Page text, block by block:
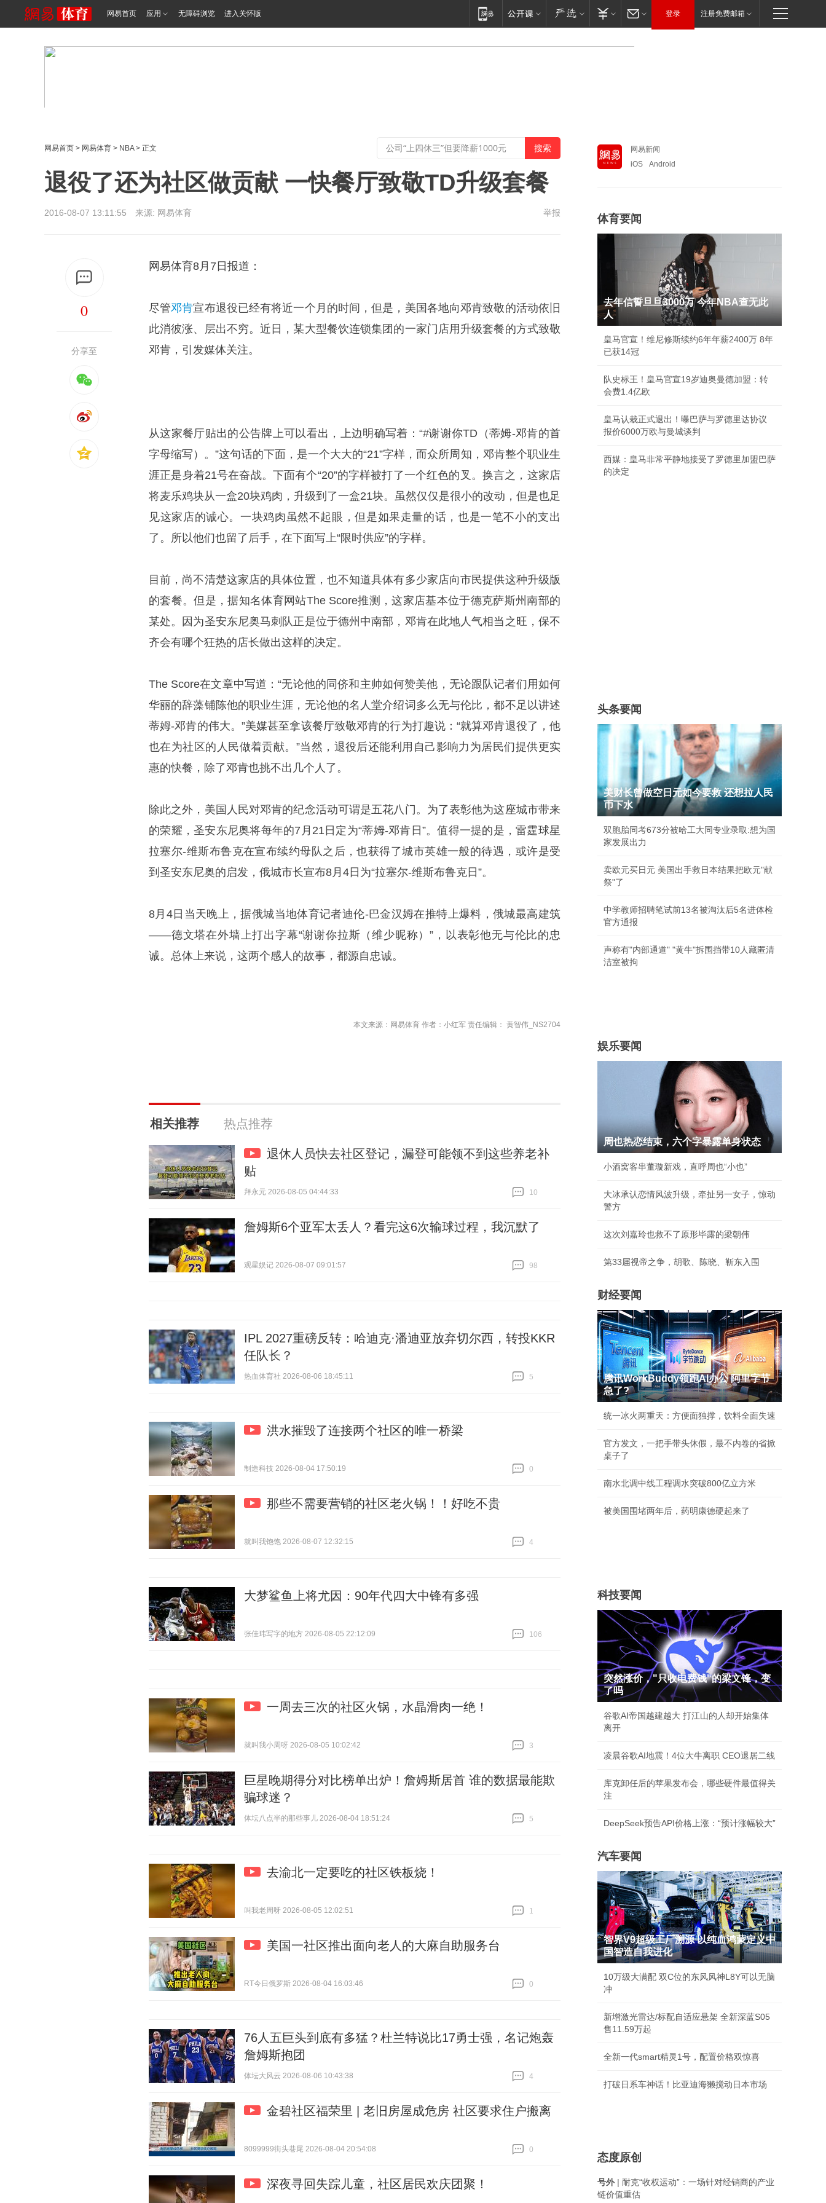
网易首页 应用 无障碍浏览 进入关怀版 登录 注册免费邮箱
网易首页 > 网易体育 > NBA> 正文
退役了还为社区做贡献 一快餐厅致敬TD升级套餐
2016-08-07 13:11:55 来源: 网易体育 举报
0
分享至
网易体育8月7日报道：
尽管邓肯宣布退役已经有将近一个月的时间，但是，美国各地向邓肯致敬的活动依旧
此消彼涨、层出不穷。近日，某大型餐饮连锁集团的一家门店用升级套餐的方式致敬
邓肯，引发媒体关注。
从这家餐厅贴出的公告牌上可以看出，上边明确写着：“#谢谢你TD（蒂姆-邓肯的首
字母缩写）。”这句话的下面，是一个大大的“21”字样，而众所周知，邓肯整个职业生
涯正是身着21号在奋战。下面有个“20”的字样被打了一个红色的叉。换言之，这家店
将麦乐鸡块从一盒20块鸡肉，升级到了一盒21块。虽然仅仅是很小的改动，但是也足
见这家店的诚心。一块鸡肉虽然不起眼，但是如果走量的话，也是一笔不小的支出
了。所以他们也留了后手，在下面写上“限时供应”的字样。
目前，尚不清楚这家店的具体位置，也不知道具体有多少家店向市民提供这种升级版
的套餐。但是，据知名体育网站The Score推测，这家店基本位于德克萨斯州南部的
某处。因为圣安东尼奥马刺队正是位于德州中南部，邓肯在此地人气相当之旺，保不
齐会有哪个狂热的店长做出这样的决定。
The Score在文章中写道：“无论他的同侪和主帅如何赞美他，无论跟队记者们用如何
华丽的辞藻铺陈他的职业生涯，无论他的名人堂介绍词多么无与伦比，都不足以讲述
蒂姆-邓肯的伟大。”美媒甚至拿该餐厅致敬邓肯的行为打趣说：“就算邓肯退役了，他
也在为社区的人民做着贡献。”当然，退役后还能利用自己影响力为居民们提供更实
惠的快餐，除了邓肯也挑不出几个人了。
除此之外，美国人民对邓肯的纪念活动可谓是五花八门。为了表彰他为这座城市带来
的荣耀，圣安东尼奥将每年的7月21日定为“蒂姆-邓肯日”。值得一提的是，雷霆球星
拉塞尔-维斯布鲁克在宣布续约母队之后，也获得了城市英雄一般的待遇，或许是受
到圣安东尼奥的启发，俄城市长宣布8月4日为“拉塞尔-维斯布鲁克日”。
8月4日当天晚上，据俄城当地体育记者迪伦-巴金汉姆在推特上爆料，俄城最高建筑
——德文塔在外墙上打出字幕“谢谢你拉斯（维少昵称）”，以表彰他无与伦比的忠
诚。总体上来说，这两个感人的故事，都源自忠诚。
本文来源：网易体育 作者：小红军 责任编辑： 黄智伟_NS2704
相关推荐 热点推荐
退休人员快去社区登记，漏登可能领不到这些养老补
贴
拜永元 2026-08-05 04:44:33
10
詹姆斯6个亚军太丢人？看完这6次输球过程，我沉默了
观星娱记 2026-08-07 09:01:57
98
IPL 2027重磅反转：哈迪克·潘迪亚放弃切尔西，转投KKR
任队长？
热血体育社 2026-08-06 18:45:11
5
洪水摧毁了连接两个社区的唯一桥梁
制造科技 2026-08-04 17:50:19
0
那些不需要营销的社区老火锅！！好吃不贵
就叫我饱饱 2026-08-07 12:32:15
4
大梦鲨鱼上将尤因：90年代四大中锋有多强
张佳玮写字的地方 2026-08-05 22:12:09
106
一周去三次的社区火锅，水晶滑肉一绝！
就叫我小周呀 2026-08-05 10:02:42
3
巨星晚期得分对比榜单出炉！詹姆斯居首 谁的数据最能欺
骗球迷？
体坛八点半的那些事儿 2026-08-04 18:51:24
5
去渝北一定要吃的社区铁板烧！
叫我老周呀 2026-08-05 12:02:51
1
美国一社区推出面向老人的大麻自助服务台
RT今日俄罗斯 2026-08-04 16:03:46
0
76人五巨头到底有多猛？杜兰特说比17勇士强，名记炮轰
詹姆斯抱团
体坛大风云 2026-08-06 10:43:38
4
金碧社区福荣里 | 老旧房屋成危房 社区要求住户搬离
8099999街头巷尾 2026-08-04 20:54:08
0
深夜寻回失踪儿童，社区居民欢庆团聚！
网易新闻
iOS
Android
体育要闻
去年信誓旦旦3000万 今年NBA查无此
人
皇马官宣！维尼修斯续约6年年薪2400万 8年
已获14冠
队史标王！皇马官宣19岁迪奥曼德加盟：转
会费1.4亿欧
皇马认栽正式退出！曝巴萨与罗德里达协议
报价6000万欧与曼城谈判
西媒：皇马非常平静地接受了罗德里加盟巴萨
的决定
头条要闻
美财长曾做空日元如今要救 还想拉人民
币下水
双胞胎同考673分被哈工大同专业录取:想为国
家发展出力
卖欧元买日元 美国出手救日本结果把欧元"献
祭"了
中学教师招聘笔试前13名被淘汰后5名进体检
官方通报
声称有"内部通道" "黄牛"拆围挡带10人藏匿清
洁室被拘
娱乐要闻
周也热恋结束，六个字暴露单身状态
小酒窝客串董璇新戏，直呼周也“小也”
大冰承认恋情风波升级，牵扯另一女子，惊动
警方
这次刘嘉玲也救不了原形毕露的梁朝伟
第33届视帝之争，胡歌、陈晓、靳东入围
财经要闻
腾讯WorkBuddy领跑AI办公 阿里字节
急了?
统一冰火两重天：方便面独撑，饮料全面失速
官方发文，一把手带头休假，最不内卷的省掀
桌子了
南水北调中线工程调水突破800亿立方米
被美国围堵两年后，药明康德硬起来了
科技要闻
突然涨价，"只收电费钱"的梁文锋，变
了吗
谷歌AI帝国越建越大 打江山的人却开始集体
离开
凌晨谷歌AI地震！4位大牛离职 CEO退居二线
库克卸任后的苹果发布会，哪些硬件最值得关
注
DeepSeek预告API价格上涨：“预计涨幅较大”
汽车要闻
智界V9超级工厂溯源 以纯血鸿蒙定义中
国智造自我进化
10万级大满配 双C位的东风风神L8Y可以无脑
冲
新增激光雷达/标配自适应悬架 全新深蓝S05
售11.59万起
全新一代smart精灵1号，配置价格双惊喜
打破日系车神话！比亚迪海獭搅动日本市场
态度原创
号外| 耐克“收权运动”：一场针对经销商的产业
链价值重估